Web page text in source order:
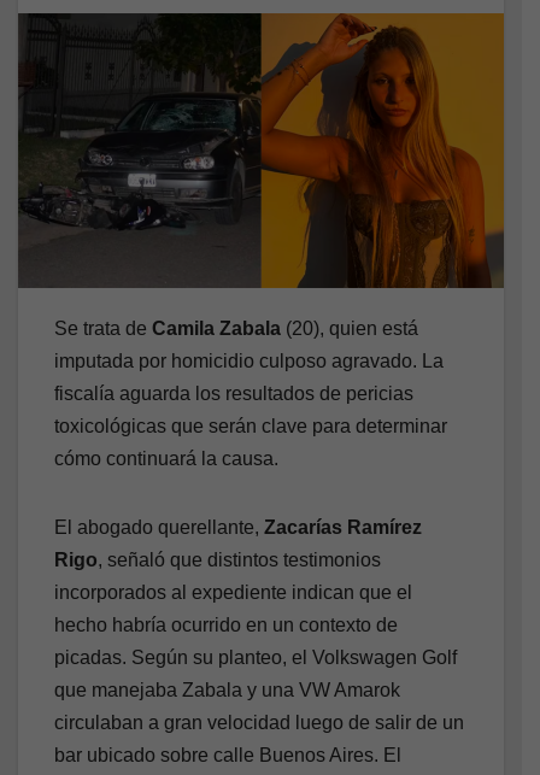
Se trata de Camila Zabala (20), quien está
imputada por homicidio culposo agravado. La
fiscalía aguarda los resultados de pericias
toxicológicas que serán clave para determinar
cómo continuará la causa.
El abogado querellante, Zacarías Ramírez
Rigo, señaló que distintos testimonios
incorporados al expediente indican que el
hecho habría ocurrido en un contexto de
picadas. Según su planteo, el Volkswagen Golf
que manejaba Zabala y una VW Amarok
circulaban a gran velocidad luego de salir de un
bar ubicado sobre calle Buenos Aires. El